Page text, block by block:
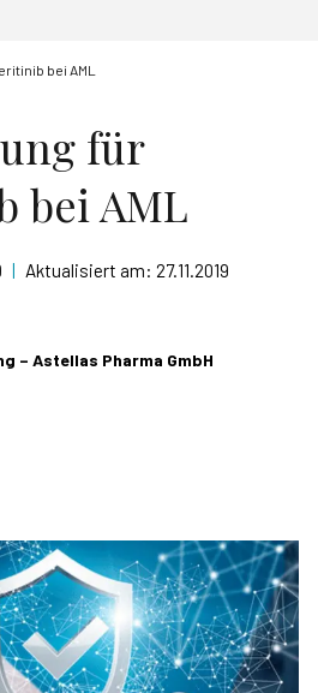
bei AML
für
bei AML
| Aktualisiert am: 27.11.2019
– Astellas Pharma GmbH